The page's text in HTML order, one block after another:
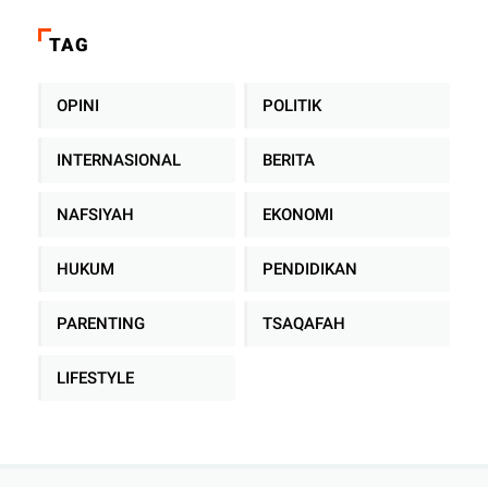
TAG
OPINI POLITIK
INTERNASIONAL BERITA
NAFSIYAH EKONOMI
HUKUM PENDIDIKAN
PARENTING TSAQAFAH
LIFESTYLE